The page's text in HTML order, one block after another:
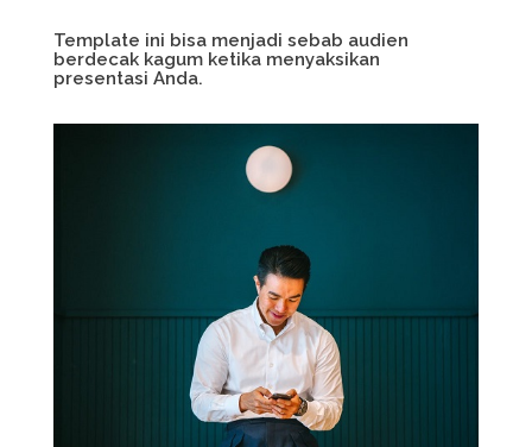
Template ini bisa menjadi sebab audien
berdecak kagum ketika menyaksikan
presentasi Anda.